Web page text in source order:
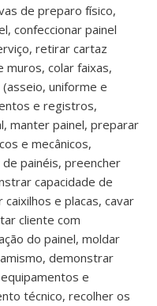
de preparo físico,
confeccionar painel
retirar cartaz
muros, colar faixas,
uniforme e
e registros,
manter painel, preparar
e mecânicos,
painéis, preencher
capacidade de
e placas, cavar
cliente com
do painel, moldar
demonstrar
e
técnico, recolher os